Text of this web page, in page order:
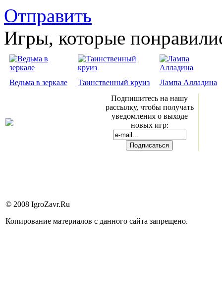
Отправить
Игры, которые
Ведьма в зеркале Таинственный круиз
Лампа Алладина
Подпишитесь на нашу
рассылку, чтобы получать
уведомления о выходе
новых игр:
© 2008 IgroZavr.Ru
Копирование материалов с данного сайта запрещено.